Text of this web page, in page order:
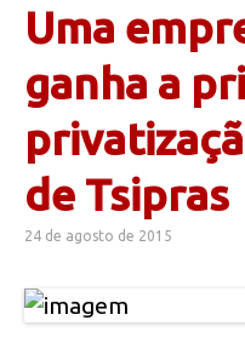
Uma
ganha a
de Tsipras
24 de agosto de 2015